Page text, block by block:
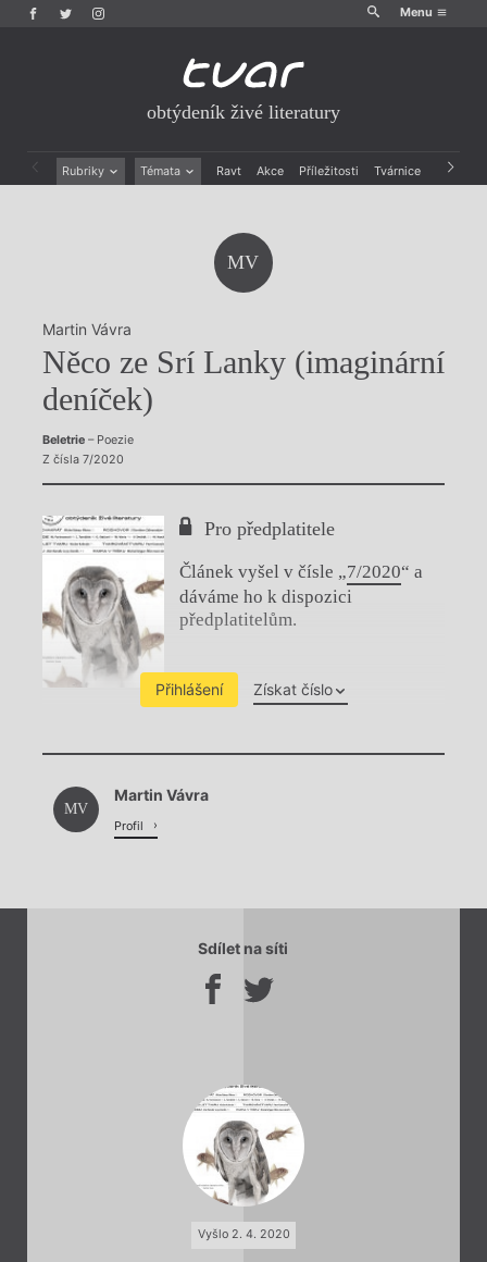
Menu
obtýdeník živé literatury
Rubriky Témata Ravt Akce Příležitosti Tvárnice Archiv
MV
Martin Vávra
Něco ze Srí Lanky (imaginární
deníček)
Beletrie– Poezie
Z čísla 7/2020
Pro předplatitele
Článek vyšel v čísle „7/2020“ a
dáváme ho k dispozici
předplatitelům.
Přihlášení Získat číslo
Chviličku.
Načítá se.
MV
Martin Vávra
Profil
Sdílet na síti
Vyšlo 2. 4. 2020